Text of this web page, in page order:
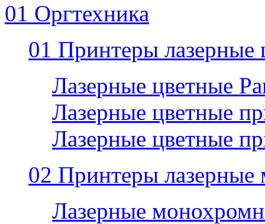
01 Оргтехника
01 Принтеры лазерные
Лазерные цветные
Лазерные цветные
Лазерные цветные
02 Принтеры
Лазерные